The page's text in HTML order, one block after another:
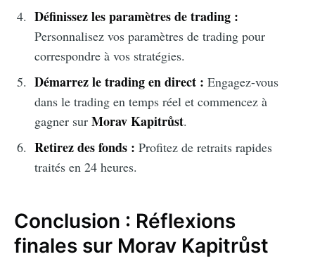
Définissez les paramètres de trading :
Personnalisez vos paramètres de trading pour
correspondre à vos stratégies.
Démarrez le trading en direct : Engagez-vous
dans le trading en temps réel et commencez à
gagner sur Morav Kapitrůst.
Retirez des fonds : Profitez de retraits rapides
traités en 24 heures.
Conclusion : Réflexions
finales sur Morav Kapitrůst